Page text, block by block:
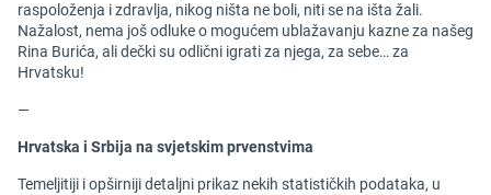
raspoloženja i zdravlja, nikog ništa ne boli, niti se na išta žali.
Nažalost, nema još odluke o mogućem ublažavanju kazne za našeg
Rina Burića, ali dečki su odlični igrati za njega, za sebe… za
Hrvatsku!
—
Hrvatska i Srbija na svjetskim prvenstvima
Temeljitiji i opširniji detaljni prikaz nekih statističkih podataka, u